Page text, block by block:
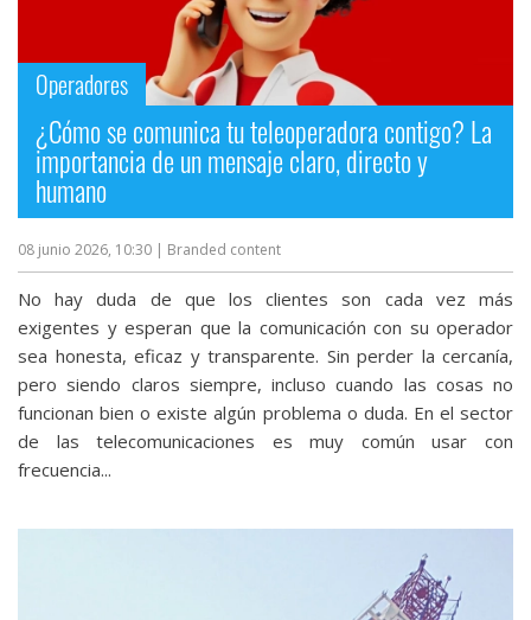
Operadores
¿Cómo se comunica tu teleoperadora contigo? La
importancia de un mensaje claro, directo y
humano
08 junio 2026, 10:30 | Branded content
No hay duda de que los clientes son cada vez más
exigentes y esperan que la comunicación con su operador
sea honesta, eficaz y transparente. Sin perder la cercanía,
pero siendo claros siempre, incluso cuando las cosas no
funcionan bien o existe algún problema o duda. En el sector
de las telecomunicaciones es muy común usar con
frecuencia...